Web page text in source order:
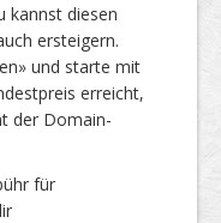
kannst diesen
ersteigern.
und starte mit
erreicht,
der Domain-
für